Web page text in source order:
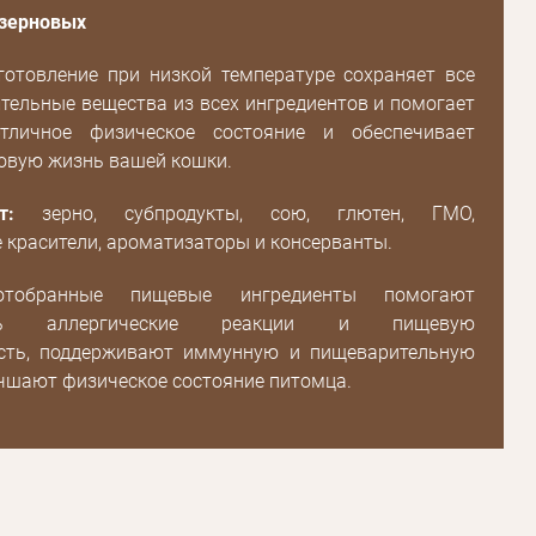
при низкой температуре сохраняет все
вещества из всех ингредиентов и помогает
физическое состояние и обеспечивает
жизнь вашей кошки.
зерно, субпродукты, сою, глютен, ГМО,
красители, ароматизаторы и консерванты.
пищевые ингредиенты помогают
аллергические реакции и пищевую
поддерживают иммунную и пищеварительную
физическое состояние питомца.